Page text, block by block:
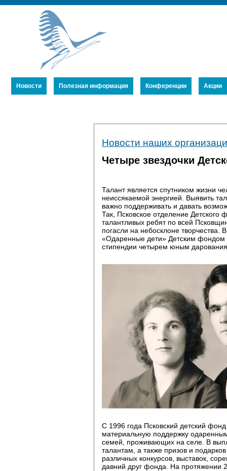
Новости Полезная информация Конференции Акции
Новости наших
Четыре звездочки
Талант является спутником жизни
неиссякаемой энергией. Выявить
важно поддерживать и давать
Так, Псковское отделение Детского
талантливых ребят по всей
погасли на небосклоне
«Одаренные дети» Детским фондом
стипендии четырем юным
С 1996 года Псковский детский
материальную поддержку
семей, проживающих на селе. В
талантам, а также призов и
различных конкурсов, выставок,
давний друг фонда. На протяжении